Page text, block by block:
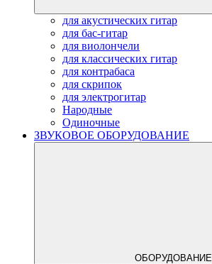
для акустических гитар
для бас-гитар
для виолончели
для классических гитар
для контрабаса
для скрипок
для электрогитар
Народные
Одиночные
ЗВУКОВОЕ ОБОРУДОВАНИЕ
ОБОРУДОВАНИЕ